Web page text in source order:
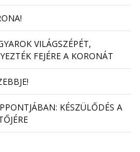
VILÁGSZÉPÉT,
FEJÉRE A KORONÁT
KÉSZÜLŐDÉS A